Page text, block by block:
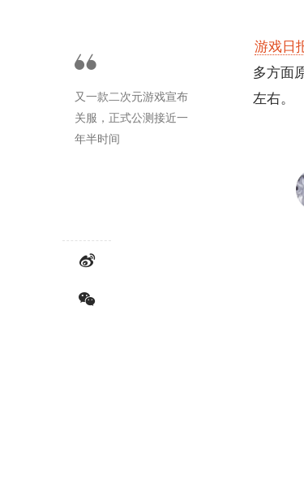
又一款二次元游戏宣布
关服，正式公测接近一
年半时间
游戏日
多方面
左右。